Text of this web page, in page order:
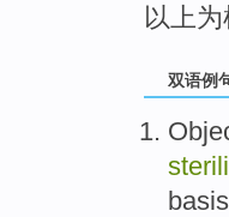
以上
双语例